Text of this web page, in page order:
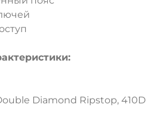
Diamond Ripstop, 410D